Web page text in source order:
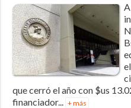
que cerró el año con $us
financiador... + más